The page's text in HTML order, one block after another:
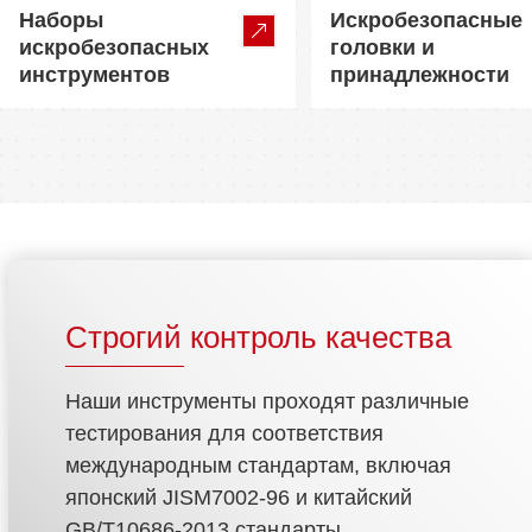
Наборы
искробезопасных
инструментов
Искробезопасные
головки и
принадлежности
Строгий контроль качества
Наши инструменты проходят различные
тестирования для соответствия
международным стандартам, включая
японский JISM7002-96 и китайский